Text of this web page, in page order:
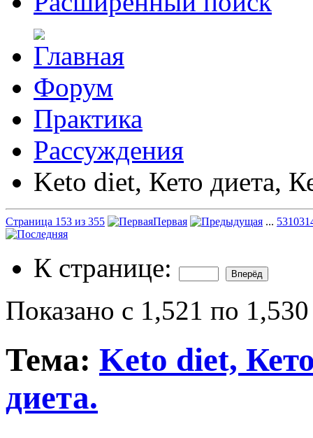
Форум
Практика
Рассуждения
Keto diet, Кето диета,
Страница 153 из 355 Первая ... 53103
К странице:
Показано с 1,521 по
Тема: Keto diet,
диета.